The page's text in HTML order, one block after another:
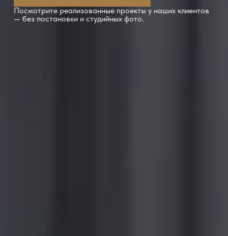
Посмотрите реализованные проекты у наших клиентов
— без постановки и студийных фото.